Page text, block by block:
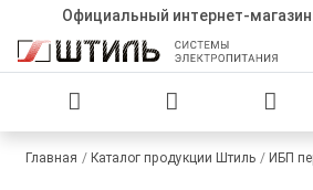
Официальный интернет-
Главная Каталог продукции Штиль ИБП